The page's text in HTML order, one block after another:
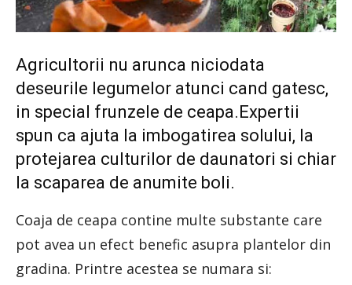
Agricultorii nu arunca niciodata
deseurile legumelor atunci cand gatesc,
in special frunzele de ceapa.Expertii
spun ca ajuta la imbogatirea solului, la
protejarea culturilor de daunatori si chiar
la scaparea de anumite boli.
Coaja de ceapa contine multe substante care
pot avea un efect benefic asupra plantelor din
gradina. Printre acestea se numara si: